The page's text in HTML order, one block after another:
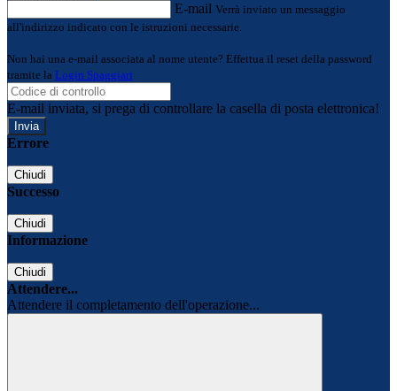
E-mail Verrà inviato un messaggio
all'indirizzo indicato con le istruzioni necessarie.
Non hai una e-mail associata al nome utente? Effettua il reset della password
tramite la Login Spaggiari
E-mail inviata, si prega di controllare la casella di posta elettronica!
Errore
Chiudi
Successo
Chiudi
Informazione
Chiudi
Attendere...
Attendere il completamento dell'operazione...